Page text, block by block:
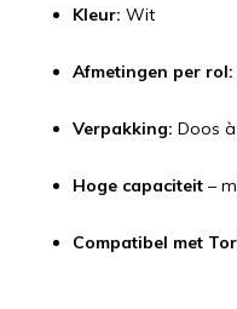
Kleur: Wit
Afmetingen per rol:
Verpakking: Doos
Hoge capaciteit –
Compatibel met